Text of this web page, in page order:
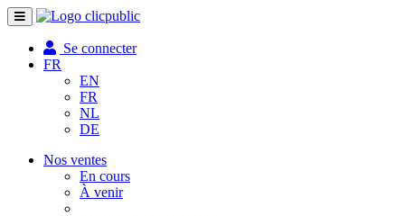
Toggle
navigation
Se connecter
FR
EN
FR
NL
DE
Nos ventes
En cours
À venir